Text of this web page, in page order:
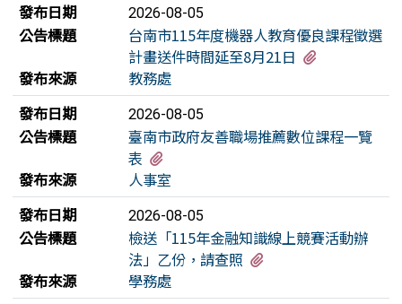
發布日期
2026-08-05
公告標題
台南市115年度機器人教育優良課程徵選
計畫送件時間延至8月21日
發布來源
教務處
發布日期
2026-08-05
公告標題
臺南市政府友善職場推薦數位課程一覽
表
發布來源
人事室
發布日期
2026-08-05
公告標題
檢送「115年金融知識線上競賽活動辦
法」乙份，請查照
發布來源
學務處